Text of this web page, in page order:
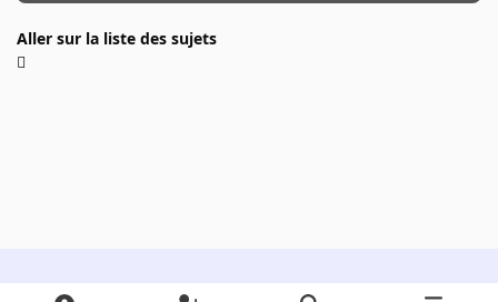
Aller sur la liste des sujets